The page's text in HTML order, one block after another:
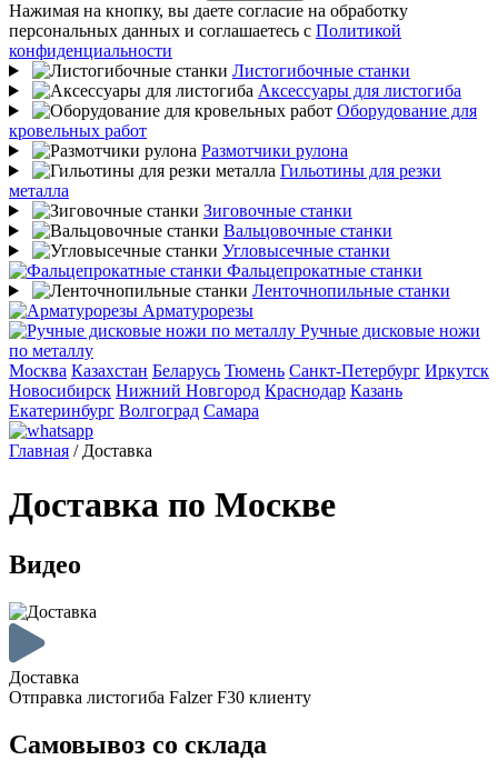
Нажимая на кнопку, вы даете согласие на обработку
персональных данных и соглашаетесь с Политикой
конфиденциальности
Листогибочные станки
Аксессуары для листогиба
Оборудование для
кровельных работ
Размотчики рулона
Гильотины для резки
металла
Зиговочные станки
Вальцовочные станки
Угловысечные станки
Фальцепрокатные станки
Ленточнопильные станки
Арматурорезы
Ручные дисковые ножи
по металлу
Москва Казахстан Беларусь Тюмень Санкт-Петербург Иркутск
Новосибирск Нижний Новгород Краснодар Казань
Екатеринбург Волгоград Самара
Главная / Доставка
Доставка по Москве
Видео
Доставка
Отправка листогиба Falzer F30 клиенту
Самовывоз со склада